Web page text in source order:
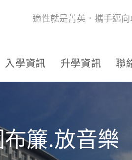
適性就是菁英．攜手邁
入學資訊 升學資訊 聯
簾.放音樂